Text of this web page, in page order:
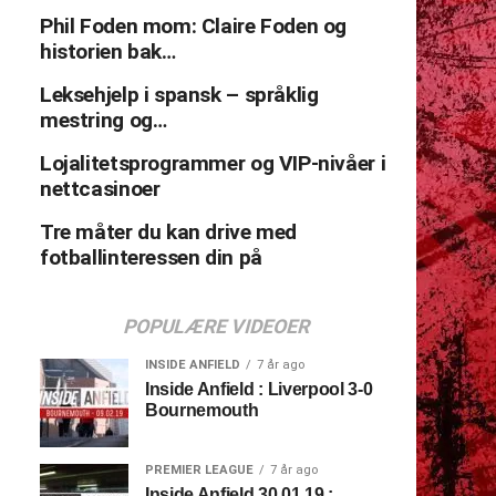
Phil Foden mom: Claire Foden og
historien bak…
Leksehjelp i spansk – språklig
mestring og…
Lojalitetsprogrammer og VIP-nivåer i
nettcasinoer
Tre måter du kan drive med
fotballinteressen din på
POPULÆRE VIDEOER
INSIDE ANFIELD 7 år ago
Inside Anfield : Liverpool 3-0
Bournemouth
PREMIER LEAGUE 7 år ago